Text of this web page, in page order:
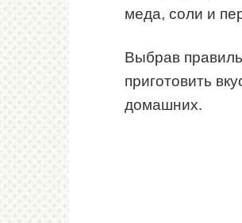
меда, соли и
Выбрав
приготовить
домашних.